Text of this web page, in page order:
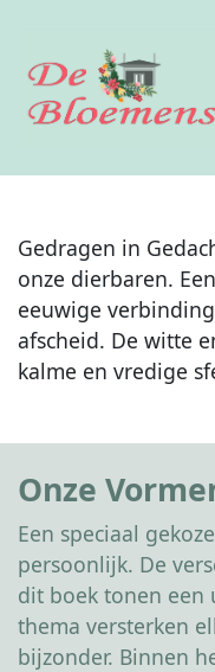
Gedragen in
onze dierbaren.
eeuwige
afscheid. De witte
kalme en vredige
Onze
Een speciaal
persoonlijk. De
dit boek tonen een
thema versterken
bijzonder. Binnen